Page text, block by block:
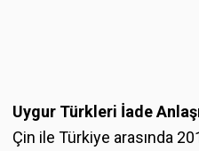
Uygur Türkleri İade
Çin ile Türkiye arasında